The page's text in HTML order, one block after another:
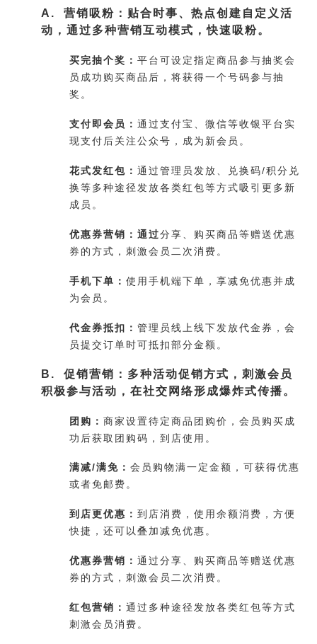
A. 营销吸粉：贴合时事、热点创建自定义活
动，通过多种营销互动模式，快速吸粉。
买完抽个奖： 平台可设定指定商品参与抽奖会
员成功购买商品后，将获得一个号码参与抽
奖。
支付即会员： 通过支付宝、微信等收银平台实
现支付后关注公众号，成为新会员。
花式发红包： 通过管理员发放、兑换码/积分兑
换等多种途径发放各类红包等方式吸引更多新
成员。
优惠券营销：通过分享、购买商品等赠送优惠
券的方式，刺激会员二次消费。
手机下单： 使用手机端下单，享减免优惠并成
为会员。
代金券抵扣： 管理员线上线下发放代金券，会
员提交订单时可抵扣部分金额。
B. 促销营销：多种活动促销方式，刺激会员
积极参与活动，在社交网络形成爆炸式传播。
团购： 商家设置待定商品团购价，会员购买成
功后获取团购码，到店使用。
满减/满免： 会员购物满一定金额，可获得优惠
或者免邮费。
到店更优惠： 到店消费，使用余额消费，方便
快捷，还可以叠加减免优惠。
优惠券营销： 通过分享、购买商品等赠送优惠
券的方式，刺激会员二次消费。
红包营销： 通过多种途径发放各类红包等方式
刺激会员消费。